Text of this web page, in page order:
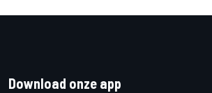
Download onze app